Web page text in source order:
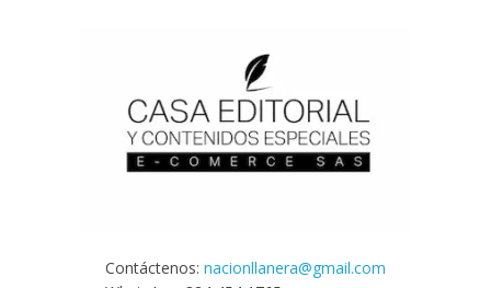
Contáctenos: nacionllanera@gmail.com